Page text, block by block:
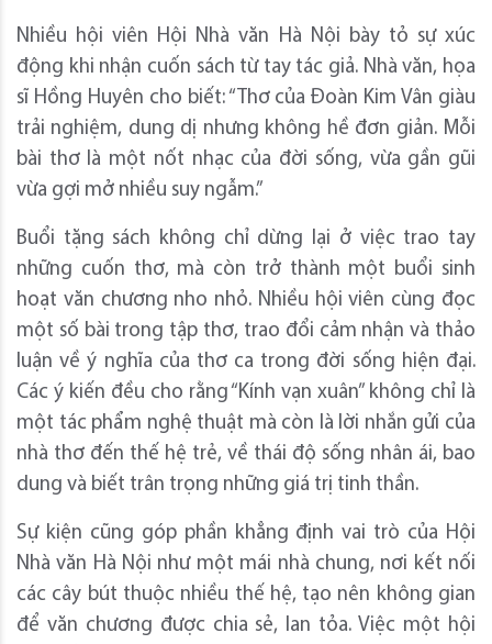
Nhiều hội viên Hội Nhà văn Hà Nội bày tỏ sự xúc
động khi nhận cuốn sách từ tay tác giả. Nhà văn, họa
sĩ Hồng Huyên cho biết: “Thơ của Đoàn Kim Vân giàu
trải nghiệm, dung dị nhưng không hề đơn giản. Mỗi
bài thơ là một nốt nhạc của đời sống, vừa gần gũi
vừa gợi mở nhiều suy ngẫm.”
Buổi tặng sách không chỉ dừng lại ở việc trao tay
những cuốn thơ, mà còn trở thành một buổi sinh
hoạt văn chương nho nhỏ. Nhiều hội viên cùng đọc
một số bài trong tập thơ, trao đổi cảm nhận và thảo
luận về ý nghĩa của thơ ca trong đời sống hiện đại.
Các ý kiến đều cho rằng “Kính vạn xuân” không chỉ là
một tác phẩm nghệ thuật mà còn là lời nhắn gửi của
nhà thơ đến thế hệ trẻ, về thái độ sống nhân ái, bao
dung và biết trân trọng những giá trị tinh thần.
Sự kiện cũng góp phần khẳng định vai trò của Hội
Nhà văn Hà Nội như một mái nhà chung, nơi kết nối
các cây bút thuộc nhiều thế hệ, tạo nên không gian
để văn chương được chia sẻ, lan tỏa. Việc một hội